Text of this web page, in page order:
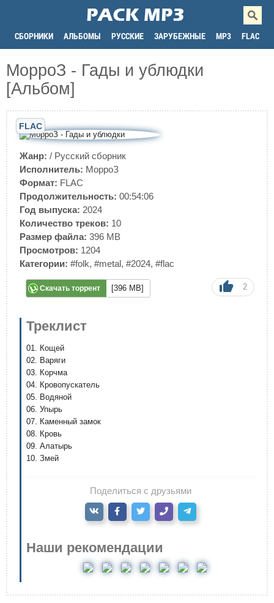
СБОРНИКИ АЛЬБОМЫ РУССКИЕ ЗАРУБЕЖНЫЕ MP3 FLAC
МорроЗ - Гады и ублюдки
[Альбом]
FLAC
Жанр: / Русский сборник
Исполнитель: МорроЗ
Формат: FLAC
Продолжительность: 00:54:06
Год выпуска: 2024
Количество треков: 10
Размер файла: 396 MB
Просмотров: 1204
Категории: #folk, #metal, #2024, #flac
Скачать торрент [396 MB] 2
Треклист
01. Кощей
02. Варяги
03. Корчма
04. Кровопускатель
05. Водяной
06. Упырь
07. Каменный замок
08. Кровь
09. Алатырь
10. Змей
Поделиться с друзьями
Наши рекомендации